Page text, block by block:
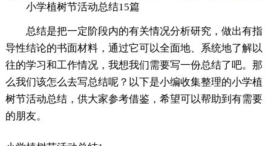
小学植树节活动总结15篇
总结是把一定阶段内的有关情况分析研究，做出有指
导性结论的书面材料，通过它可以全面地、系统地了解以
往的学习和工作情况，我想我们需要写一份总结了吧。那
么我们该怎么去写总结呢？以下是小编收集整理的小学植
树节活动总结，供大家参考借鉴，希望可以帮助到有需要
的朋友。